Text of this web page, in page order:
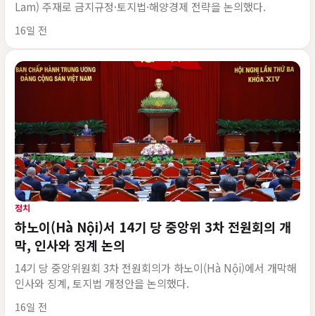
Lam) 주재로 금지규정·토지법·해양경제 전략을 논의했다.
게시 시각
16일 전
정치
하노이(Hà Nội)서 14기 당 중앙위 3차 전원회의 개
막, 인사와 징계 논의
14기 당 중앙위원회 3차 전원회의가 하노이(Hà Nội)에서 개막해
인사와 징계, 토지법 개정안을 논의했다.
게시 시각
16일 전